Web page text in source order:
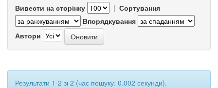
Вивести на сторінку | Сортування
Впорядкування
Автори
Результати 1-2 зі 2 (час пошуку: 0.002 секунди).